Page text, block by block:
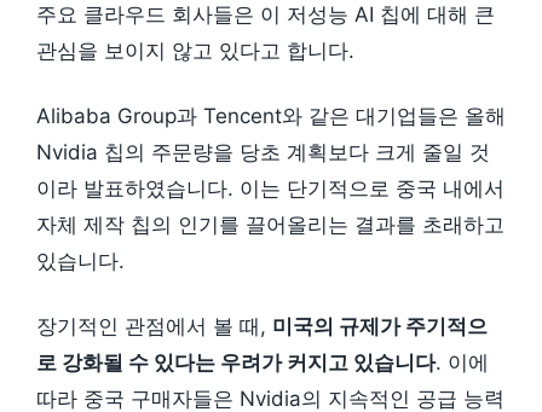
주요 클라우드 회사들은 이 저성능 AI 칩에 대해 큰
관심을 보이지 않고 있다고 합니다.
Alibaba Group과 Tencent와 같은 대기업들은 올해
Nvidia 칩의 주문량을 당초 계획보다 크게 줄일 것
이라 발표하였습니다. 이는 단기적으로 중국 내에서
자체 제작 칩의 인기를 끌어올리는 결과를 초래하고
있습니다.
장기적인 관점에서 볼 때, 미국의 규제가 주기적으
로 강화될 수 있다는 우려가 커지고 있습니다. 이에
따라 중국 구매자들은 Nvidia의 지속적인 공급 능력